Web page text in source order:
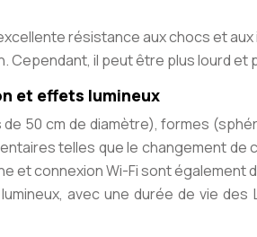
résistance aux chocs et
Cependant, il peut être plus lourd et
et effets lumineux
50 cm de diamètre), formes
telles que le changement
et connexion Wi-Fi sont également
avec une durée de vie